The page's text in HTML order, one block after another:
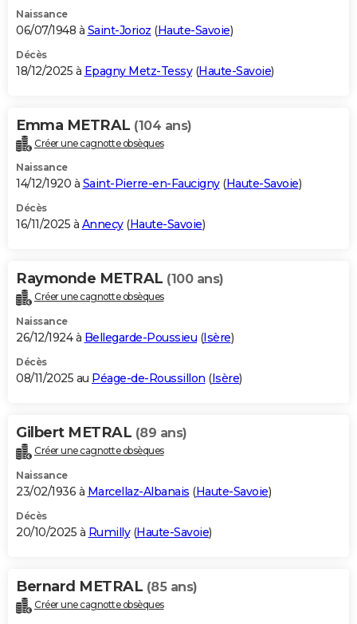
Naissance
06/07/1948 à Saint-Jorioz (Haute-Savoie)
Décès
18/12/2025 à Epagny Metz-Tessy(Haute-Savoie)
Emma METRAL (104 ans)
Créer une cagnotte obsèques
Naissance
14/12/1920 à Saint-Pierre-en-Faucigny(Haute-Savoie)
Décès
16/11/2025 à Annecy(Haute-Savoie)
Raymonde METRAL (100 ans)
Créer une cagnotte obsèques
Naissance
26/12/1924 à Bellegarde-Poussieu (Isère)
Décès
08/11/2025 au Péage-de-Roussillon (Isère)
Gilbert METRAL (89 ans)
Créer une cagnotte obsèques
Naissance
23/02/1936 à Marcellaz-Albanais (Haute-Savoie)
Décès
20/10/2025 à Rumilly(Haute-Savoie)
Bernard METRAL (85 ans)
Créer une cagnotte obsèques